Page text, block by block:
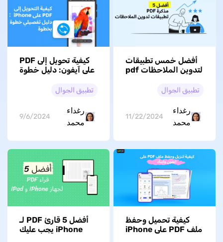
أفضل خمس تطبيقات
لتدوين الملاحظات pdf
تطبيق الجوال
رغداء
محمد
11/22/2024
كيفية تحويل إلى PDF
على آيفون: دليل خطوة
تطبيق الجوال
رغداء
محمد
9/6/2024
كيفية تحميل وحفظ
ملف PDF على iPhone
أفضل 5 قارئ PDF لـ
iPhone يجب عليك